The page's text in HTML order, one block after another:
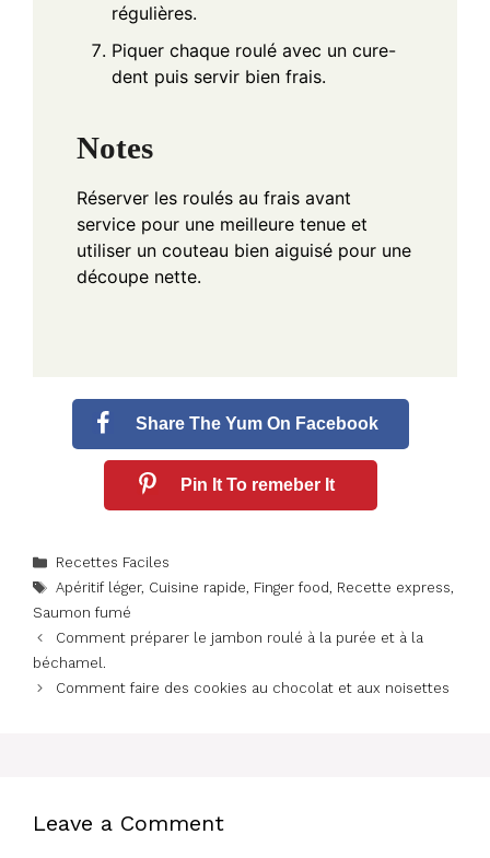
régulières.
Piquer chaque roulé avec un cure-
dent puis servir bien frais.
Notes
Réserver les roulés au frais avant
service pour une meilleure tenue et
utiliser un couteau bien aiguisé pour une
découpe nette.
Share The Yum On Facebook
Pin It To remeber It
Categories
Recettes Faciles
Tags
Apéritif léger, Cuisine rapide, Finger food, Recette express,
Saumon fumé
Comment préparer le jambon roulé à la purée et à la
béchamel.
Comment faire des cookies au chocolat et aux noisettes
Leave a Comment